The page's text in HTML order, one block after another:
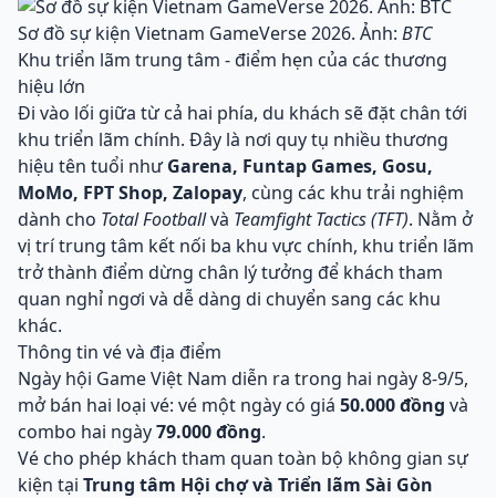
Sơ đồ sự kiện Vietnam GameVerse 2026. Ảnh: BTC
Khu triển lãm trung tâm - điểm hẹn của các thương
hiệu lớn
Đi vào lối giữa từ cả hai phía, du khách sẽ đặt chân tới
khu triển lãm chính. Đây là nơi quy tụ nhiều thương
hiệu tên tuổi nhưGarena, Funtap Games, Gosu,
MoMo, FPT Shop, Zalopay, cùng các khu trải nghiệm
dành cho Total Footballvà Teamfight Tactics (TFT). Nằm ở
vị trí trung tâm kết nối ba khu vực chính, khu triển lãm
trở thành điểm dừng chân lý tưởng để khách tham
quan nghỉ ngơi và dễ dàng di chuyển sang các khu
khác.
Thông tin vé và địa điểm
Ngày hội Game Việt Nam diễn ra trong hai ngày 8-9/5,
mở bán hai loại vé: vé một ngày có giá 50.000 đồng và
combo hai ngày79.000 đồng.
Vé cho phép khách tham quan toàn bộ không gian sự
kiện tại Trung tâm Hội chợ và Triển lãm Sài Gòn